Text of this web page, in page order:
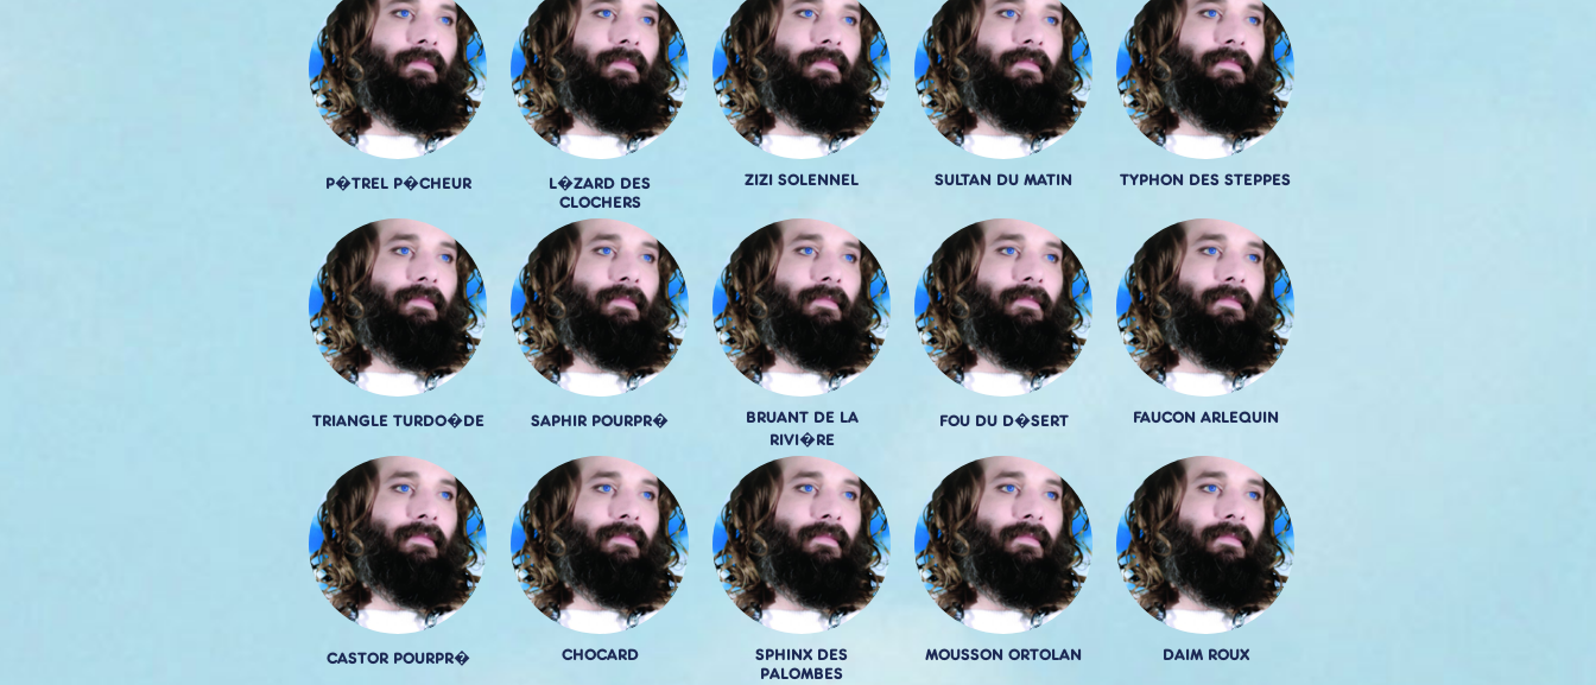
P�TREL P�CHEUR
L�ZARD DES
CLOCHERS
ZIZI SOLENNEL SULTAN DU MATIN TYPHON DES STEPPES
TRIANGLE TURDO�DE SAPHIR POURPR�
BRUANT DE LA
RIVI�RE
FOU DU D�SERT FAUCON ARLEQUIN
CASTOR POURPR� CHOCARD
SPHINX DES
PALOMBES
MOUSSON ORTOLAN DAIM ROUX